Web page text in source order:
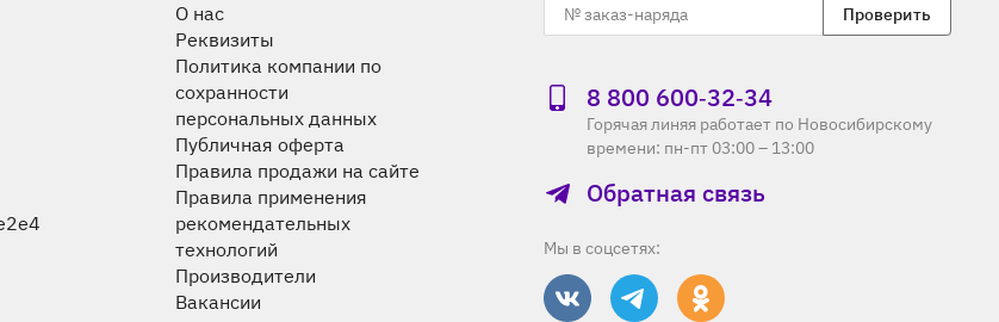
О нас
Реквизиты
Политика компании по
сохранности
персональных данных
Публичная оферта
Правила продажи на сайте
Правила применения
рекомендательных
технологий
Производители
Вакансии
Проверить
8 800 600‑32‑34
Горячая линяя работает по Новосибирскому
времени: пн-пт 03:00 – 13:00
Обратная связь
Мы в соцсетях: